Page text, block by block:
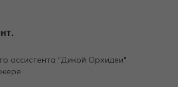
ассистента "Дикой Орхидеи"